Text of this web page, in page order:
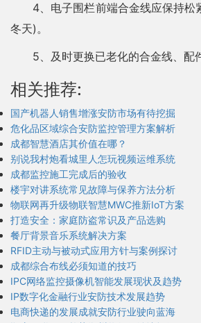
4、电子围栏前端合金线应保持松
冬天)。
5、及时更换已老化的合金线、配
相关推荐:
国产机器人销售增涨安防市场有待挖掘
危化品区域综合安防监控管理方案解析
成都智慧酒店其价值在哪？
别说我村炮看城里人怎玩视频运维系统
成都监控施工完成后的验收
楼宇对讲系统常见故障与保养方法分析
物联网再升级物联智慧MWC推新IoT方案
打造安全：家庭防盗常识及产品选购
餐厅背景音乐系统解决方案
RFID主动与被动式应用方针与案例探讨
成都综合布线必须知道的技巧
IPC网络监控摄像机智能发展现状及趋势
IP数字化金融行业安防技术发展趋势
电商快递的发展成就安防行业驶向蓝海